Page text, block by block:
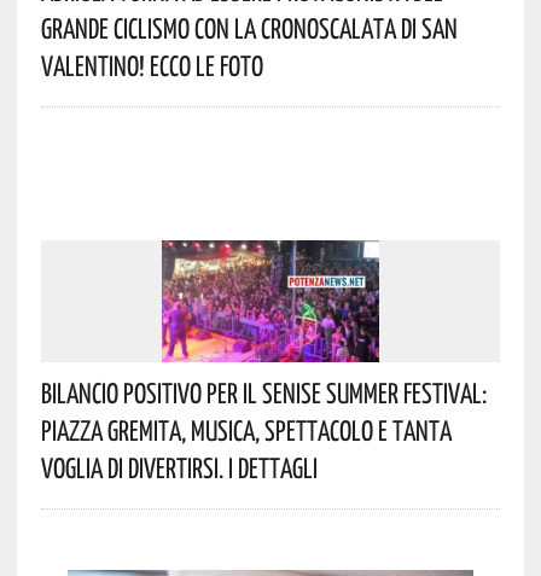
Grande Ciclismo Con La Cronoscalata Di San
Valentino! Ecco Le Foto
Bilancio Positivo Per Il Senise Summer Festival:
Piazza Gremita, Musica, Spettacolo E Tanta
Voglia Di Divertirsi. I Dettagli